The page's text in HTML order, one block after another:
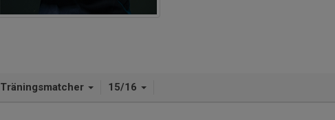
Träningsmatcher 15/16